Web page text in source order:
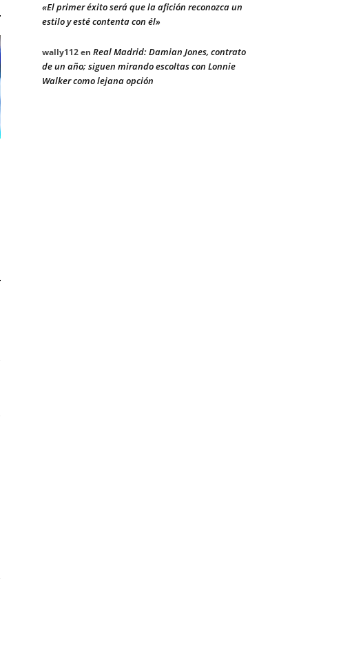
«El primer éxito será que la afición reconozca un
estilo y esté contenta con él»
wally112en Real Madrid: Damian Jones, contrato
de un año; siguen mirando escoltas con Lonnie
Walker como lejana opción